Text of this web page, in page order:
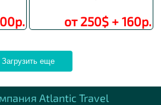
от 250$ + 160р.
Загрузить еще
Аtlantic Travel